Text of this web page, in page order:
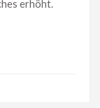
erhöht.